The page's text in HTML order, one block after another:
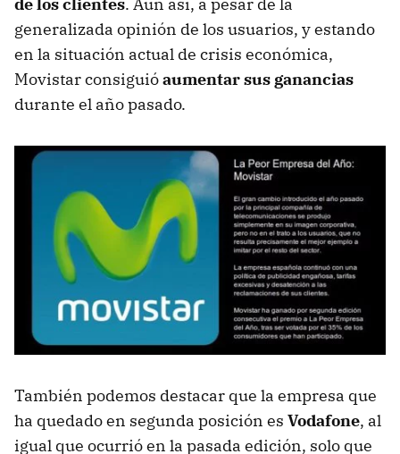
de los clientes. Aun así, a pesar de la
generalizada opinión de los usuarios, y estando
en la situación actual de crisis económica,
Movistar consiguióaumentar sus ganancias
durante el año pasado.
También podemos destacar que la empresa que
ha quedado en segunda posición es Vodafone, al
igual que ocurrió en la pasada edición, solo que